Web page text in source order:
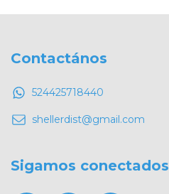
Contactános
524425718440
shellerdist@gmail.com
Sigamos conectados